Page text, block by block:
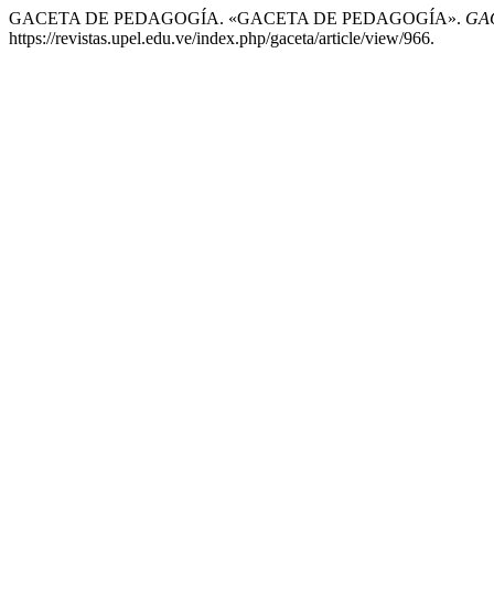
GACETA DE PEDAGOGÍA. «GACETA DE PEDAGOGÍA».
https://revistas.upel.edu.ve/index.php/gaceta/article/view/966.